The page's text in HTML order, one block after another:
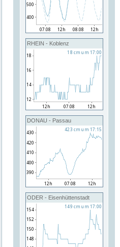
RHEIN - Koblenz
DONAU - Passau
ODER - Eisenhüttenstadt